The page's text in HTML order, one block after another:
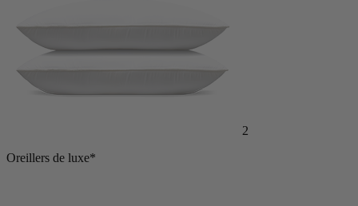
2
Oreillers de luxe*